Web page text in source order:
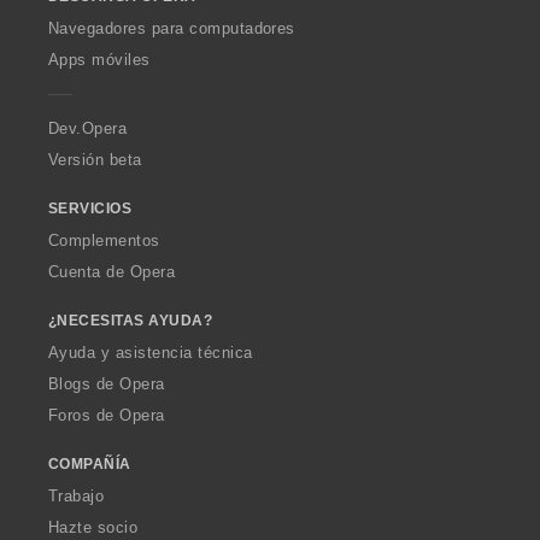
O
p
a
Navegadores para computadores
Apps móviles
Dev.Opera
Versión beta
SERVICIOS
Complementos
Cuenta de Opera
¿NECESITAS AYUDA?
Ayuda y asistencia técnica
Blogs de Opera
Foros de Opera
COMPAÑÍA
Trabajo
Hazte socio